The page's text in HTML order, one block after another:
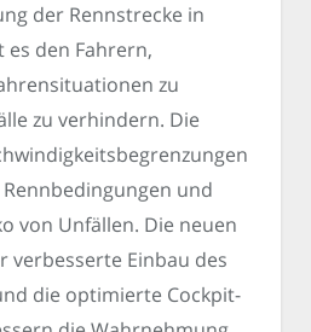
der Rennstrecke in
es den Fahrern,
zu
zu verhindern. Die
und
von Unfällen. Die neuen
verbesserte Einbau des
die optimierte Cockpit-